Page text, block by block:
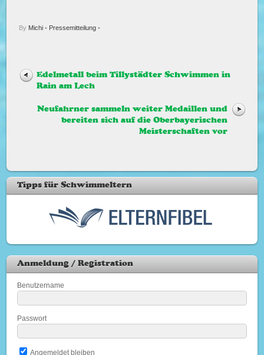
By Michi • Pressemitteilung •
Edelmetall beim Tillystädter Schwimmen in
Rain am Lech
Neufahrner sammeln weiter Medaillen und
bereiten sich auf die Oberbayerischen
Meisterschaften vor
Tipps für Schwimmeltern
Anmeldung / Registration
Benutzername
Passwort
Angemeldet bleiben